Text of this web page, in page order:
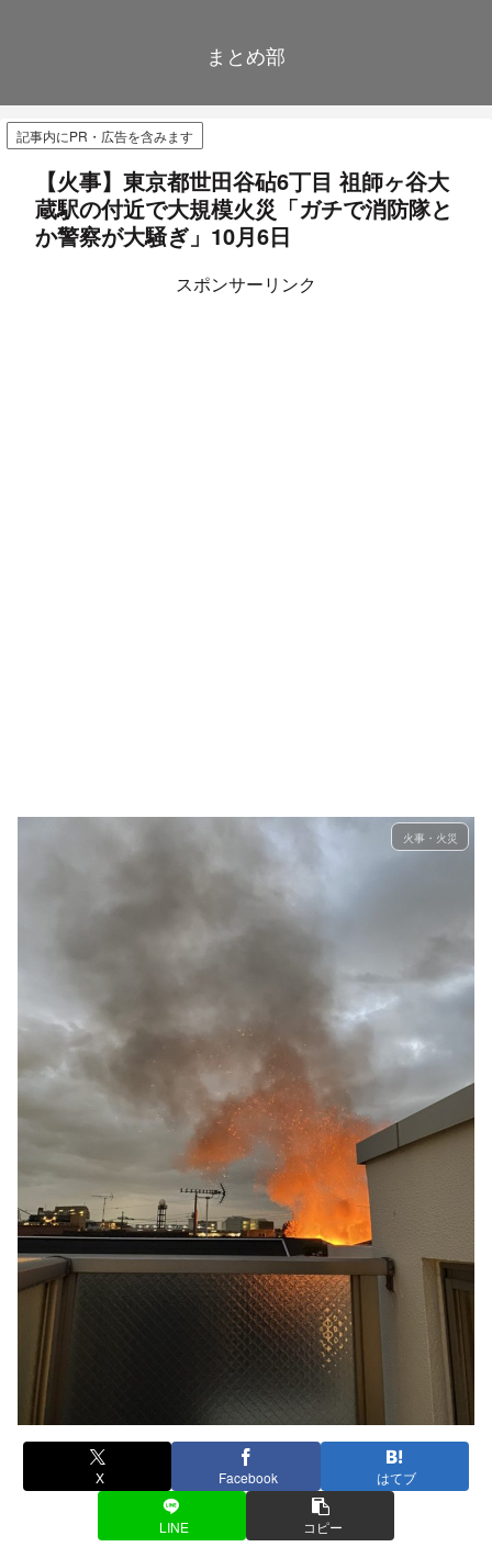
まとめ部
記事内にPR・広告を含みます
【火事】東京都世田谷砧6丁目 祖師ヶ谷大
蔵駅の付近で大規模火災「ガチで消防隊と
か警察が大騒ぎ」10月6日
スポンサーリンク
火事・火災
X Facebook はてブ
LINE コピー